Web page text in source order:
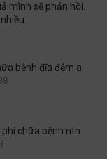
mình sẽ phản hồi.
bệnh đĩa đệm a
chữa bệnh ntn